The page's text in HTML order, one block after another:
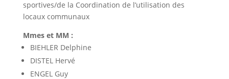
sportives/de la Coordination de l’utilisation des
locaux communaux
Mmes et MM :
BIEHLER Delphine
DISTEL Hervé
ENGEL Guy